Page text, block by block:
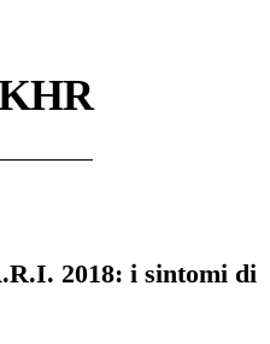
2018: i sintomi di